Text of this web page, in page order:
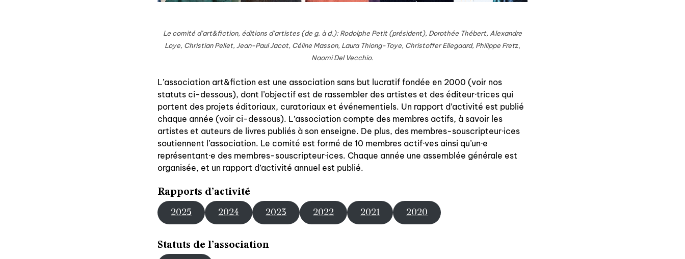
éditions d’artistes
publications
sonar/genève
portraits
engagement durable
Le comité d’art&fiction, éditions d’artistes (de g. à d.): Rodolphe Petit (président), Dorothée Thébert, Alexandre
Loye, Christian Pellet, Jean-Paul Jacot, Céline Masson, Laura Thiong-Toye, Christoffer Ellegaard, Philippe Fretz,
Naomi Del Vecchio.
L’association art&fiction est une association sans but lucratif fondée en 2000 (voir nos
statuts ci-dessous), dont l’objectif est de rassembler des artistes et des éditeur·trices qui
portent des projets éditoriaux, curatoriaux et événementiels. Un rapport d’activité est publié
chaque année (voir ci-dessous). L’association compte des membres actifs, à savoir les
artistes et auteurs de livres publiés à son enseigne. De plus, des membres-souscripteur·ices
soutiennent l’association. Le comité est formé de 10 membres actif·ves ainsi qu’un·e
représentant·e des membres-souscripteur·ices. Chaque année une assemblée générale est
organisée, et un rapport d’activité annuel est publié.
Rapports d’activité
2025 2024 2023 2022 2021 2020
Statuts de l’association